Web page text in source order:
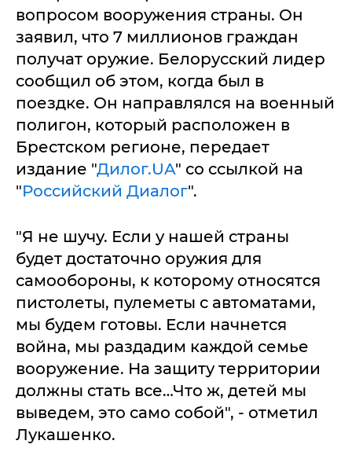
вопросом вооружения страны. Он
заявил, что 7 миллионов граждан
получат оружие. Белорусский лидер
сообщил об этом, когда был в
поездке. Он направлялся на военный
полигон, который расположен в
Брестском регионе, передает
издание "Дилог.UA" со ссылкой на
"Российский Диалог".
"Я не шучу. Если у нашей страны
будет достаточно оружия для
самообороны, к которому относятся
пистолеты, пулеметы с автоматами,
мы будем готовы. Если начнется
война, мы раздадим каждой семье
вооружение. На защиту территории
должны стать все…Что ж, детей мы
выведем, это само собой", - отметил
Лукашенко.